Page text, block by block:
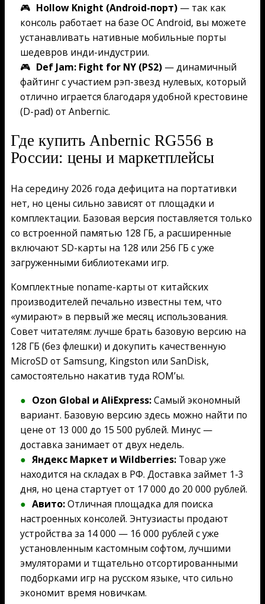
Hollow Knight (Android-порт)— так как
консоль работает на базе ОС Android, вы можете
устанавливать нативные мобильные порты
шедевров инди-индустрии.
Def Jam: Fight for NY (PS2)— динамичный
файтинг с участием рэп-звезд нулевых, который
отлично играется благодаря удобной крестовине
(D-pad) от Anbernic.
Где купить Anbernic RG556 в
России: цены и маркетплейсы
На середину 2026 года дефицита на портативки
нет, но цены сильно зависят от площадки и
комплектации. Базовая версия поставляется только
со встроенной памятью 128 ГБ, а расширенные
включают SD-карты на 128 или 256 ГБ с уже
загруженными библиотеками игр.
Комплектные noname-карты от китайских
производителей печально известны тем, что
«умирают» в первый же месяц использования.
Совет читателям: лучше брать базовую версию на
128 ГБ (без флешки) и докупить качественную
MicroSD от Samsung, Kingston или SanDisk,
самостоятельно накатив туда ROM’ы.
Ozon Global и AliExpress:Самый экономный
вариант. Базовую версию здесь можно найти по
цене от 13 000 до 15 500 рублей. Минус —
доставка занимает от двух недель.
Яндекс Маркет и Wildberries:Товар уже
находится на складах в РФ. Доставка займет 1-3
дня, но цена стартует от 17 000 до 20 000 рублей.
Авито:Отличная площадка для поиска
настроенных консолей. Энтузиасты продают
устройства за 14 000 — 16 000 рублей с уже
установленным кастомным софтом, лучшими
эмуляторами и тщательно отсортированными
подборками игр на русском языке, что сильно
экономит время новичкам.